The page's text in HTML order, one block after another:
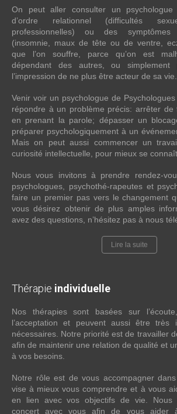
On peut aller consulter un
d’ordre relationnel (difficultés
professionnelles) ou des symptômes
(insomnie, maux de tête ou de ventre,
que l’on souffre, parce qu’on est
dépendant des autres, ou
l’impression de ne plus être acteur de sa vie.
Venir voir un psychologue de
répondre à un problème précis: arrêter
en prenant la parole; dépasser un
préparer psychologiquement à un
Mais on peut aussi commencer un
curiosité intellectuelle, pour mieux se
Nous vous invitons à prendre rendez-
psychologues, psychothé-rapeutes et
faire un premier pas vers le changement
vous désirez obtenir de plus amples
avez des questions, n’hésitez pas à nous
Lire la suite
Thérapie individuelle
Nos thérapies sont basées sur
l’acceptation et peuvent aussi être très
nécessaires. Notre priorité est de travailler
afin de maintenir une relation de qualité et
à vos besoins.
Notre rôle est de vous accompagner
vise à mieux vous comprendre et à vous
en lien avec vos objectifs de vie. Nous
concert avec vous afin de vous aider